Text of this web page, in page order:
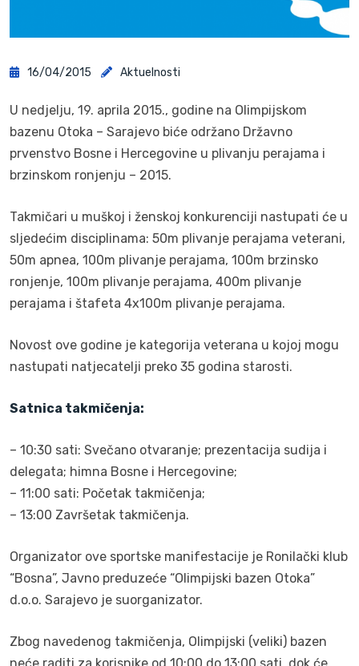
16/04/2015 Aktuelnosti
U nedjelju, 19. aprila 2015., godine na Olimpijskom
bazenu Otoka – Sarajevo biće održano Državno
prvenstvo Bosne i Hercegovine u plivanju perajama i
brzinskom ronjenju – 2015.
Takmičari u muškoj i ženskoj konkurenciji nastupati će u
sljedećim disciplinama: 50m plivanje perajama veterani,
50m apnea, 100m plivanje perajama, 100m brzinsko
ronjenje, 100m plivanje perajama, 400m plivanje
perajama i štafeta 4x100m plivanje perajama.
Novost ove godine je kategorija veterana u kojoj mogu
nastupati natjecatelji preko 35 godina starosti.
Satnica takmičenja:
– 10:30 sati: Svečano otvaranje; prezentacija sudija i
delegata; himna Bosne i Hercegovine;
– 11:00 sati: Početak takmičenja;
– 13:00 Završetak takmičenja.
Organizator ove sportske manifestacije je Ronilački klub
“Bosna”, Javno preduzeće “Olimpijski bazen Otoka”
d.o.o. Sarajevo je suorganizator.
Zbog navedenog takmičenja, Olimpijski (veliki) bazen